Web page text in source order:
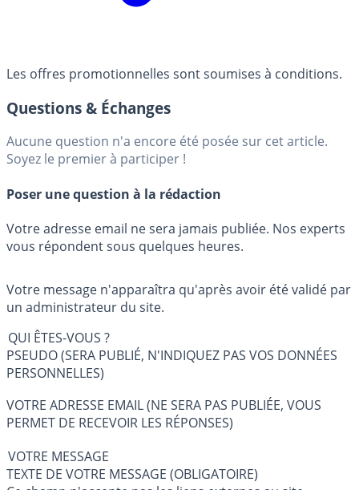
Les offres promotionnelles sont soumises à conditions.
Questions & Échanges
Aucune question n'a encore été posée sur cet article.
Soyez le premier à participer !
Poser une question à la rédaction
Votre adresse email ne sera jamais publiée. Nos experts
vous répondent sous quelques heures.
Votre message n'apparaîtra qu'après avoir été validé par
un administrateur du site.
QUI ÊTES-VOUS ?
PSEUDO (SERA PUBLIÉ, N'INDIQUEZ PAS VOS DONNÉES
PERSONNELLES)
VOTRE ADRESSE EMAIL (NE SERA PAS PUBLIÉE, VOUS
PERMET DE RECEVOIR LES RÉPONSES)
VOTRE MESSAGE
TEXTE DE VOTRE MESSAGE (OBLIGATOIRE)